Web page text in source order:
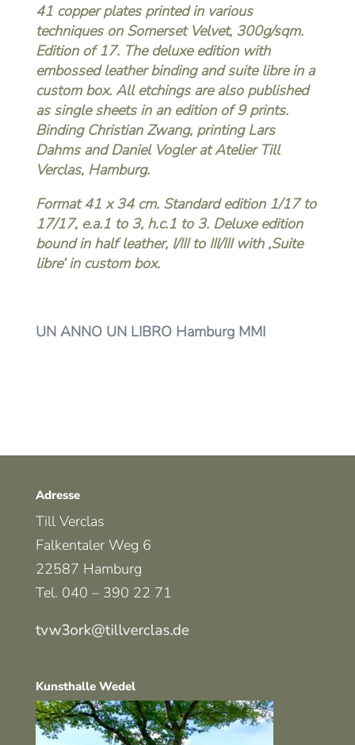
41 copper plates printed in various
techniques on Somerset Velvet, 300g/sqm.
Edition of 17. The deluxe edition with
embossed leather binding and suite libre in a
custom box. All etchings are also published
as single sheets in an edition of 9 prints.
Binding Christian Zwang, printing Lars
Dahms and Daniel Vogler at Atelier Till
Verclas, Hamburg.
Format 41 x 34 cm. Standard edition 1/17 to
17/17, e.a.1 to 3, h.c.1 to 3. Deluxe edition
bound in half leather, I/III to III/III with ‚Suite
libre‘ in custom box.
UN ANNO UN LIBRO Hamburg MMI
Adresse
Till Verclas
Falkentaler Weg 6
22587 Hamburg
Tel. 040 – 390 22 71
Kunsthalle Wedel